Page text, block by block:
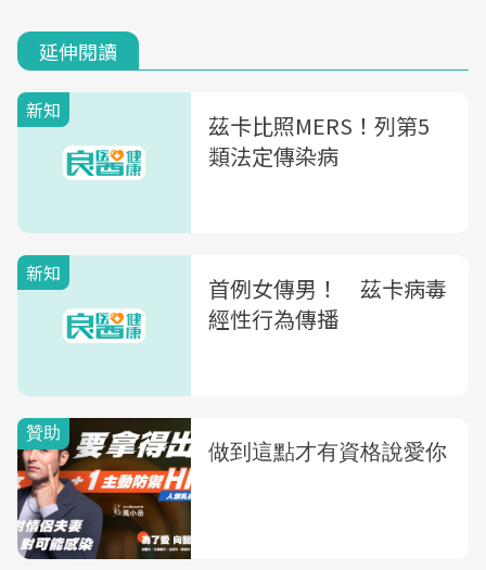
延伸閱讀
新知
茲卡比照MERS！列第5
類法定傳染病
新知
首例女傳男！ 茲卡病毒
經性行為傳播